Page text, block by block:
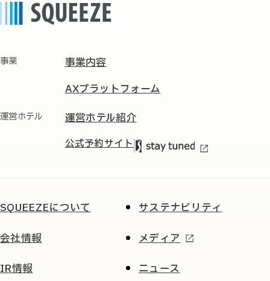
事業
事業内容
AXプラットフォーム
運営ホテル 運営ホテル紹介
公式予約サイト
SQUEEZEについて
会社情報
IR情報
サステナビリティ
メディア
ニュース